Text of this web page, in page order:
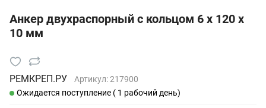
Анкер двухраспорный с кольцом 6 х 120 х
10 мм
РЕМКРЕП.РУ Артикул:217900
Ожидается поступление ( 1 рабочий день)